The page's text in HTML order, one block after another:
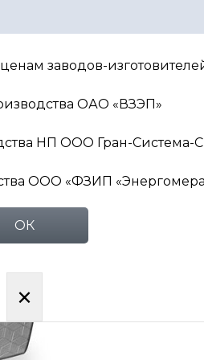
заводов-
ОАО «ВЗЭП»
НП ООО Гран-Система-С
ООО «ФЗИП
ОК
×
включение)